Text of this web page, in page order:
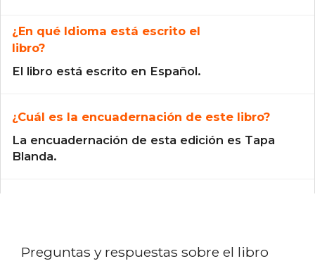
¿En qué Idioma está escrito el
libro?
El libro está escrito en Español.
¿Cuál es la encuadernación de este libro?
La encuadernación de esta edición es Tapa
Blanda.
Preguntas y respuestas sobre el libro